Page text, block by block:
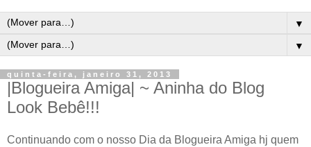
▼
▼
quinta-feira, janeiro 31, 2013
|Blogueira Amiga| ~ Aninha do Blog
Look Bebê!!!
Continuando com o nosso Dia da Blogueira Amiga hj quem